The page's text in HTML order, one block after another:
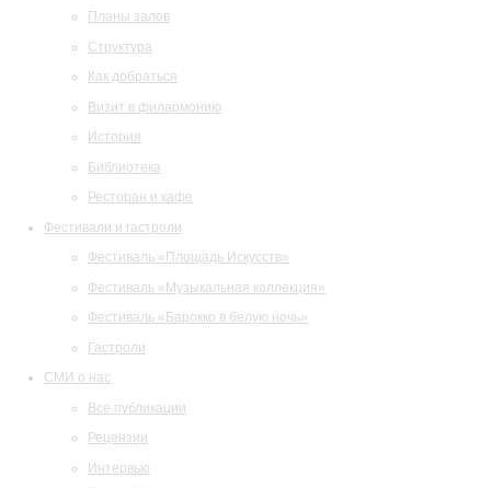
Планы залов
Структура
Как добраться
Визит в филармонию
История
Библиотека
Ресторан и кафе
Фестивали и гастроли
Фестиваль «Площадь Искусств»
Фестиваль «Музыкальная коллекция»
Фестиваль «Барокко в белую ночь»
Гастроли
СМИ о нас
Все публикации
Рецензии
Интервью